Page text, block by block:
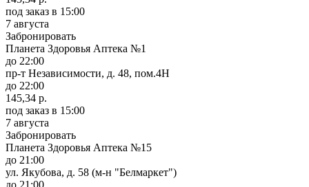
под заказ в 15:00
7 августа
Забронировать
Планета Здоровья Аптека №1
до 22:00
пр-т Независимости, д. 48, пом.4Н
до 22:00
145,34 р.
под заказ в 15:00
7 августа
Забронировать
Планета Здоровья Аптека №15
до 21:00
ул. Якубова, д. 58 (м-н "Белмаркет")
до 21:00